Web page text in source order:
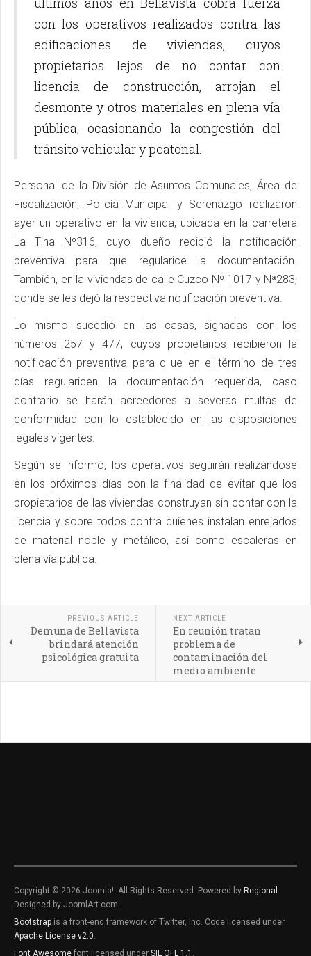
con los operativos realizados contra las
edificaciones de viviendas, cuyos
propietarios lejos de no contar con
licencia de construcción, arrojan el
desmonte y otros materiales en plena vía
pública, ocasionando la congestión del
tránsito vehicular y peatonal.
Personal de la División de Asuntos Comunales, Área de
Fiscalización, Policía Municipal y Serenazgo realizaron
ayer un operativo en la vivienda, ubicada en la carretera
La Tina Nº316, cuyo dueño recibió la notificación
preventiva para que regularice la documentación.
También, en la viviendas de calle Cuzco Nº 1017 y Nª283,
donde se les dejó la respectiva notificación preventiva.
Lo mismo sucedió en las casas, signadas con los
números 257 y 477, cuyos propietarios recibieron la
notificación preventiva para q ue en el término de tres
días regularicen la documentación requerida, caso
contrario se harán acreedores a severas multas de
conformidad con lo establecido en las disposiciones
legales vigentes.
Según se informó, los operativos seguirán realizándose
en los próximos días con la finalidad de evitar que los
propietarios de las viviendas construyan sin contar con la
licencia y sobre todos contra quienes instalan enrejados
de material noble y metálico, así como escaleras en
plena vía pública.
PREVIOUS ARTICLE
Demuna de Bellavista
brindará atención
psicológica gratuita
NEXT ARTICLE
En reunión tratan
problema de
contaminación del
medio ambiente
Copyright © 2026 Joomla!. All Rights Reserved. Powered by Regional -
Designed by JoomlArt.com.
Bootstrap is a front-end framework of Twitter, Inc. Code licensed under
Apache License v2.0.
Font Awesome font licensed under SIL OFL 1.1 .